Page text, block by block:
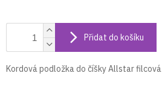
Přidat do košíku
Kordová podložka do číšky Allstar filcová